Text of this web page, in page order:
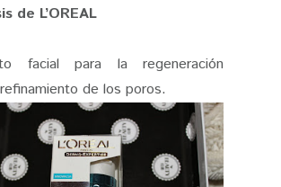
de L’OREAL
facial para la regeneración
de los poros.